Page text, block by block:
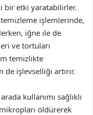
bir etki yaratabilirler.
işlemlerinde,
iğne ile de
ve tortuları
temizlikte
işlevselliği artırır.
kullanımı sağlıklı
öldürerek